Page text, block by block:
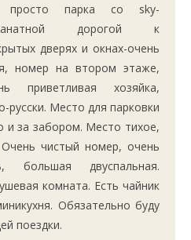
парка со sky-
канатной дорогой к
дверях и окнах-очень
номер на втором этаже,
приветливая хозяйка,
русски. Место для парковки
и за забором. Место тихое,
чистый номер, очень
большая двуспальная.
комната. Есть чайник
Обязательно буду
поездки.